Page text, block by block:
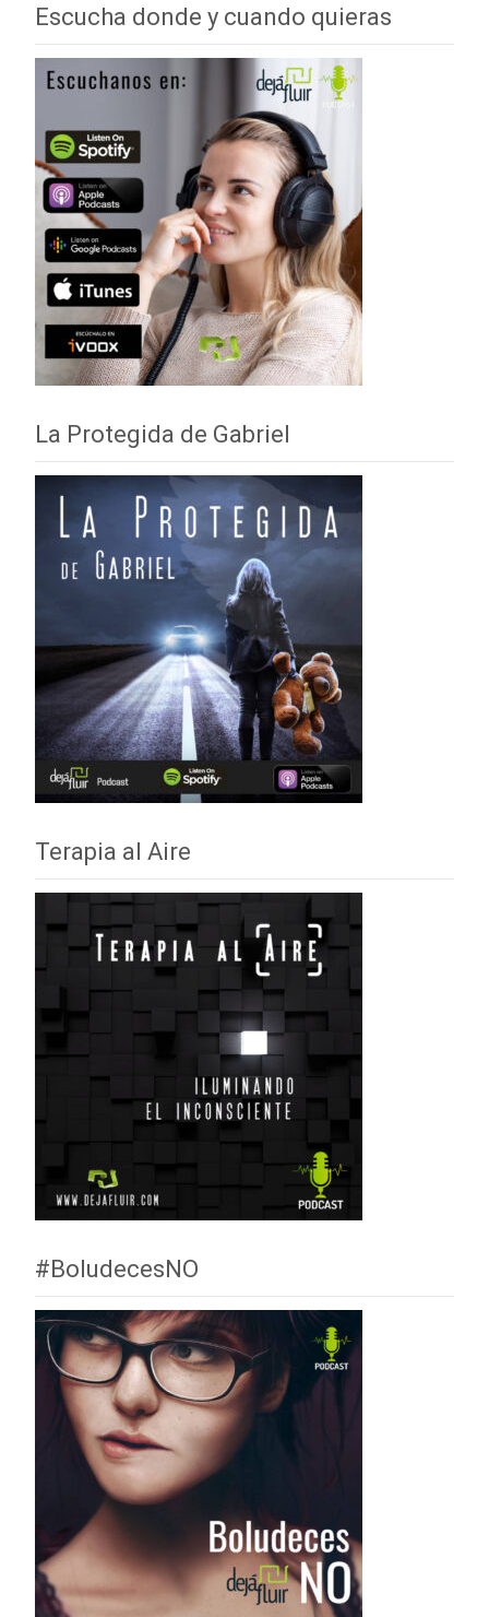
Escucha donde y cuando quieras
La Protegida de Gabriel
Terapia al Aire
#BoludecesNO